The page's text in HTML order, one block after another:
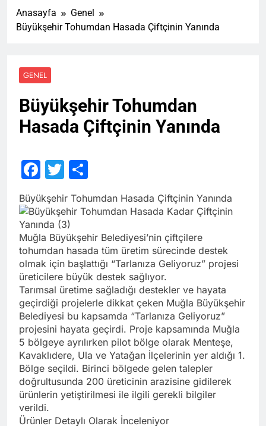
Anasayfa
Genel
Büyükşehir Tohumdan Hasada Çiftçinin Yanında
GENEL
Büyükşehir Tohumdan
Hasada Çiftçinin Yanında
Facebook
Twitter
Büyükşehir Tohumdan Hasada Çiftçinin Yanında
Muğla Büyükşehir Belediyesi’nin çiftçilere
tohumdan hasada tüm üretim sürecinde destek
olmak için başlattığı “Tarlanıza Geliyoruz” projesi
üreticilere büyük destek sağlıyor.
Tarımsal üretime sağladığı destekler ve hayata
geçirdiği projelerle dikkat çeken Muğla Büyükşehir
Belediyesi bu kapsamda “Tarlanıza Geliyoruz”
projesini hayata geçirdi. Proje kapsamında Muğla
5 bölgeye ayrılırken pilot bölge olarak Menteşe,
Kavaklıdere, Ula ve Yatağan İlçelerinin yer aldığı 1.
Bölge seçildi. Birinci bölgede gelen talepler
doğrultusunda 200 üreticinin arazisine gidilerek
ürünlerin yetiştirilmesi ile ilgili gerekli bilgiler
verildi.
Ürünler Detaylı Olarak İnceleniyor